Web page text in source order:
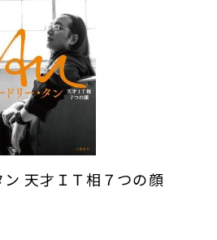
天才ＩＴ相７つの顔